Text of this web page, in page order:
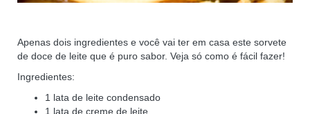
Apenas dois ingredientes e você vai ter em casa este sorvete
de doce de leite que é puro sabor. Veja só como é fácil fazer!
Ingredientes:
1 lata de leite condensado
1 lata de creme de leite